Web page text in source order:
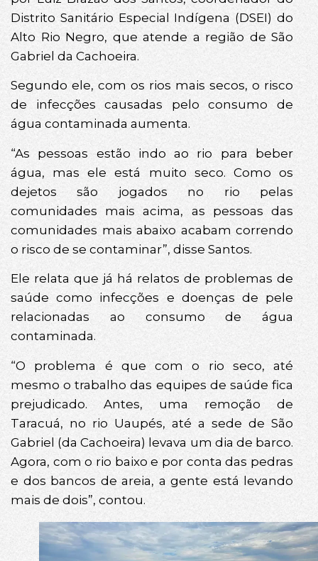
Distrito Sanitário Especial Indígena (DSEI) do
Alto Rio Negro, que atende a região de São
Gabriel da Cachoeira.
Segundo ele, com os rios mais secos, o risco
de infecções causadas pelo consumo de
água contaminada aumenta.
“As pessoas estão indo ao rio para beber
água, mas ele está muito seco. Como os
dejetos são jogados no rio pelas
comunidades mais acima, as pessoas das
comunidades mais abaixo acabam correndo
o risco de se contaminar”, disse Santos.
Ele relata que já há relatos de problemas de
saúde como infecções e doenças de pele
relacionadas ao consumo de água
contaminada.
“O problema é que com o rio seco, até
mesmo o trabalho das equipes de saúde fica
prejudicado. Antes, uma remoção de
Taracuá, no rio Uaupés, até a sede de São
Gabriel (da Cachoeira) levava um dia de barco.
Agora, com o rio baixo e por conta das pedras
e dos bancos de areia, a gente está levando
mais de dois”, contou.